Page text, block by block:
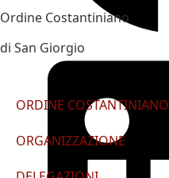
Ordine Costantiniano
di San Giorgio
ORDINE COSTANTINIANO
ORGANIZZAZIONE